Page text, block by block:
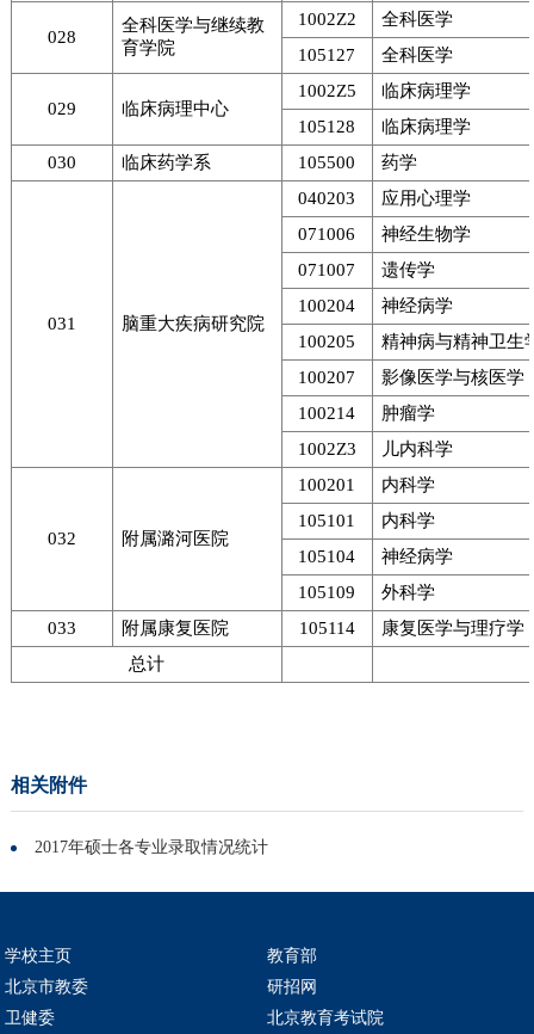
028
全科医学与继续教
育学院
1002Z2
全科医学
105127
全科医学
029 临床病理中心
1002Z5
临床病理学
105128
临床病理学
030
临床药学系 105500 药学
031 脑重大疾病研究院
040203
应用心理学
071006
神经生物学
071007
遗传学
100204
神经病学
100205
精神病与精神卫生
100207
影像医学与核医学
100214
肿瘤学
1002Z3
儿内科学
032 附属潞河医院
100201
内科学
105101
内科学
105104
神经病学
105109
外科学
033
附属康复医院 105114
康复医学与理疗学
总计
相关附件
2017年硕士各专业录取情况统计
学校主页
教育部
北京市教委
研招网
卫健委
北京教育考试院